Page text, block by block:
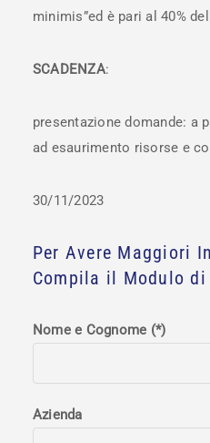
minimis”ed è pari al 40%
SCADENZA:
presentazione domande: a
ad esaurimento risorse e
30/11/2023
Per Avere Maggiori
Compila il Modulo
Nome e Cognome (*)
Azienda